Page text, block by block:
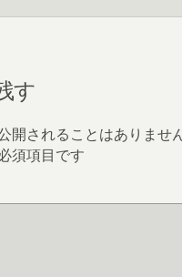
す
開されることはありません
須項目です